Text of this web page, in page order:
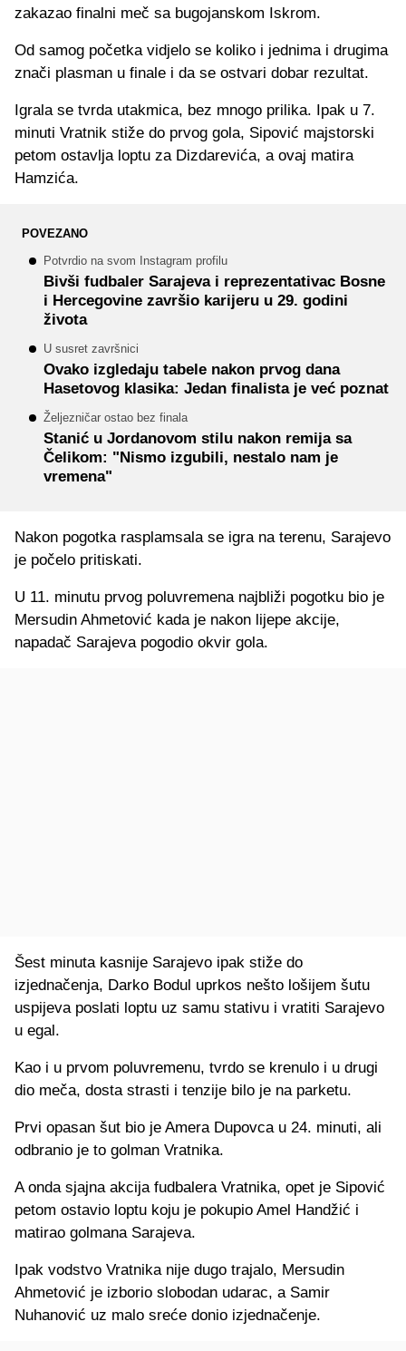
zakazao finalni meč sa bugojanskom Iskrom.
Od samog početka vidjelo se koliko i jednima i drugima
znači plasman u finale i da se ostvari dobar rezultat.
Igrala se tvrda utakmica, bez mnogo prilika. Ipak u 7.
minuti Vratnik stiže do prvog gola, Sipović majstorski
petom ostavlja loptu za Dizdarevića, a ovaj matira
Hamzića.
POVEZANO
Potvrdio na svom Instagram profilu
Bivši fudbaler Sarajeva i reprezentativac Bosne
i Hercegovine završio karijeru u 29. godini
života
U susret završnici
Ovako izgledaju tabele nakon prvog dana
Hasetovog klasika: Jedan finalista je već poznat
Željezničar ostao bez finala
Stanić u Jordanovom stilu nakon remija sa
Čelikom: "Nismo izgubili, nestalo nam je
vremena"
Nakon pogotka rasplamsala se igra na terenu, Sarajevo
je počelo pritiskati.
U 11. minutu prvog poluvremena najbliži pogotku bio je
Mersudin Ahmetović kada je nakon lijepe akcije,
napadač Sarajeva pogodio okvir gola.
Šest minuta kasnije Sarajevo ipak stiže do
izjednačenja, Darko Bodul uprkos nešto lošijem šutu
uspijeva poslati loptu uz samu stativu i vratiti Sarajevo
u egal.
Kao i u prvom poluvremenu, tvrdo se krenulo i u drugi
dio meča, dosta strasti i tenzije bilo je na parketu.
Prvi opasan šut bio je Amera Dupovca u 24. minuti, ali
odbranio je to golman Vratnika.
A onda sjajna akcija fudbalera Vratnika, opet je Sipović
petom ostavio loptu koju je pokupio Amel Handžić i
matirao golmana Sarajeva.
Ipak vodstvo Vratnika nije dugo trajalo, Mersudin
Ahmetović je izborio slobodan udarac, a Samir
Nuhanović uz malo sreće donio izjednačenje.